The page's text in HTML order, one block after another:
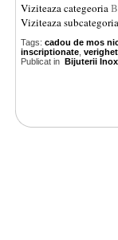
Viziteaza categeoria
Viziteaza subcategoria
Tags: cadou de mos
inscriptionate
Publicat in Bijuterii Inox